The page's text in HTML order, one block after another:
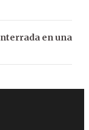
en una